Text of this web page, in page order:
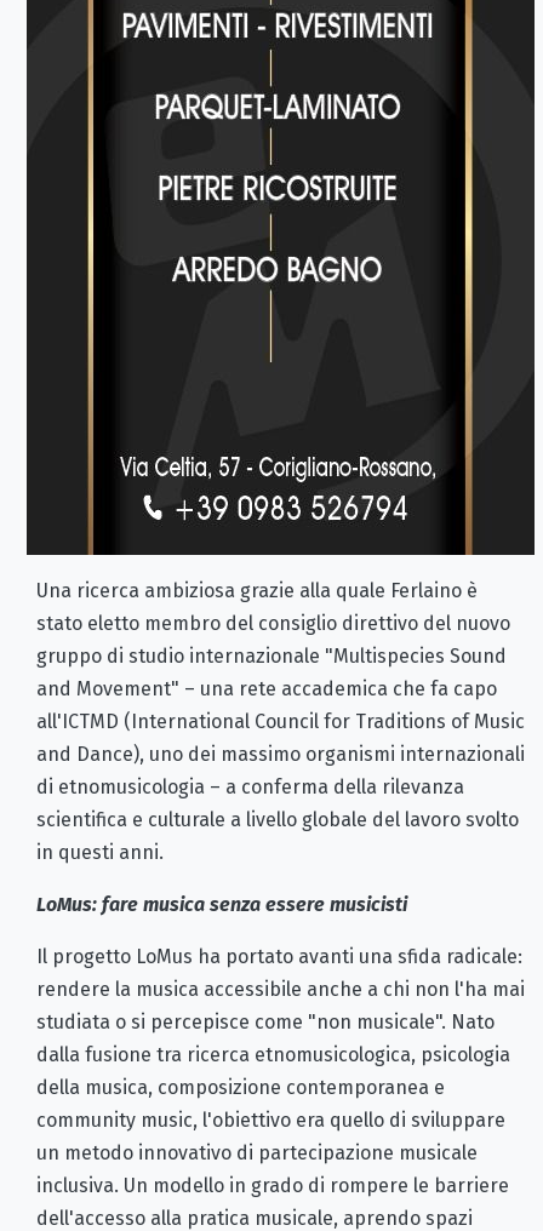
Una ricerca ambiziosa grazie alla quale Ferlaino è
stato eletto membro del consiglio direttivo del nuovo
gruppo di studio internazionale "Multispecies Sound
and Movement" – una rete accademica che fa capo
all'ICTMD (International Council for Traditions of Music
and Dance), uno dei massimo organismi internazionali
di etnomusicologia – a conferma della rilevanza
scientifica e culturale a livello globale del lavoro svolto
in questi anni.
LoMus: fare musica senza essere musicisti
Il progetto LoMus ha portato avanti una sfida radicale:
rendere la musica accessibile anche a chi non l'ha mai
studiata o si percepisce come "non musicale". Nato
dalla fusione tra ricerca etnomusicologica, psicologia
della musica, composizione contemporanea e
community music, l'obiettivo era quello di sviluppare
un metodo innovativo di partecipazione musicale
inclusiva. Un modello in grado di rompere le barriere
dell'accesso alla pratica musicale, aprendo spazi